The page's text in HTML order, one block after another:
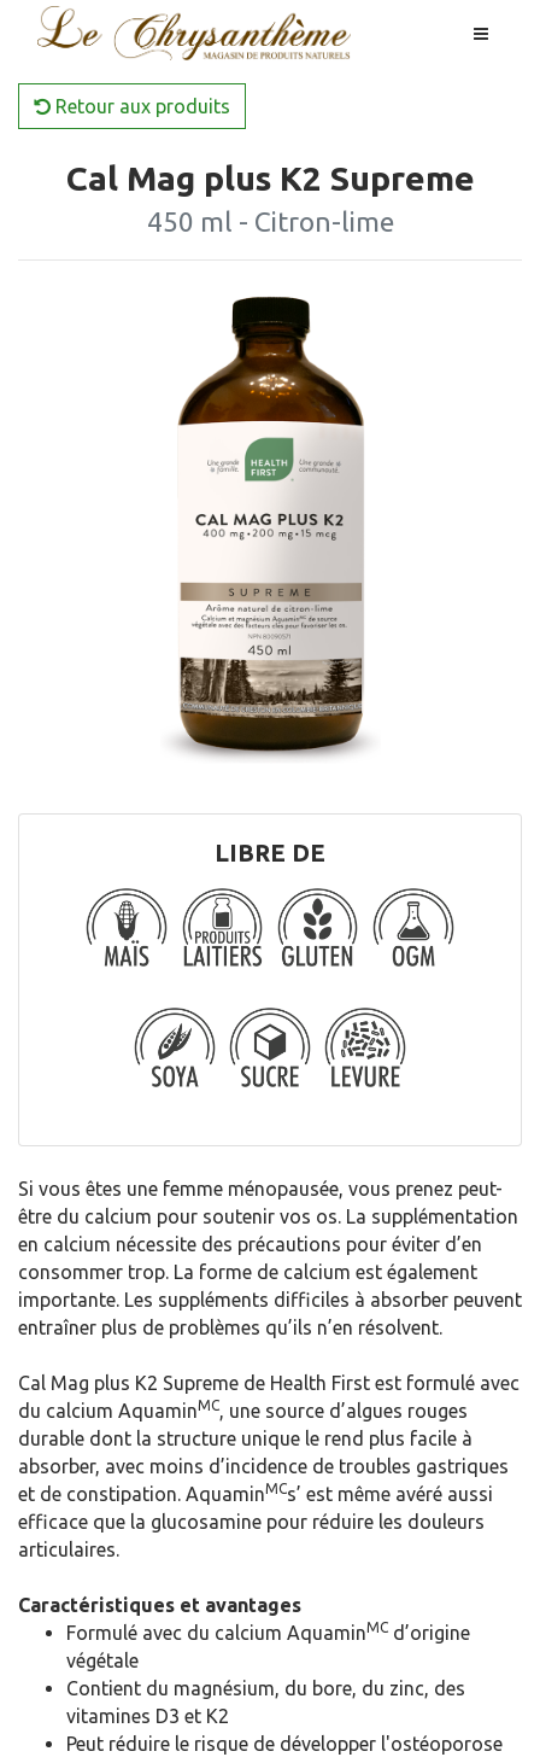
Retour aux produits
Cal Mag plus K2 Supreme
450 ml - Citron-lime
LIBRE DE
Si vous êtes une femme ménopausée, vous prenez peut-
être du calcium pour soutenir vos os. La supplémentation
en calcium nécessite des précautions pour éviter d’en
consommer trop. La forme de calcium est également
importante. Les suppléments difficiles à absorber peuvent
entraîner plus de problèmes qu’ils n’en résolvent.
Cal Mag plus K2 Supreme de Health First est formulé avec
du calcium AquaminMC, une source d’algues rouges
durable dont la structure unique le rend plus facile à
absorber, avec moins d’incidence de troubles gastriques
et de constipation. AquaminMCs’ est même avéré aussi
efficace que la glucosamine pour réduire les douleurs
articulaires.
Caractéristiques et avantages
Formulé avec du calcium AquaminMC d’origine
végétale
Contient du magnésium, du bore, du zinc, des
vitamines D3 et K2
Peut réduire le risque de développer l'ostéoporose